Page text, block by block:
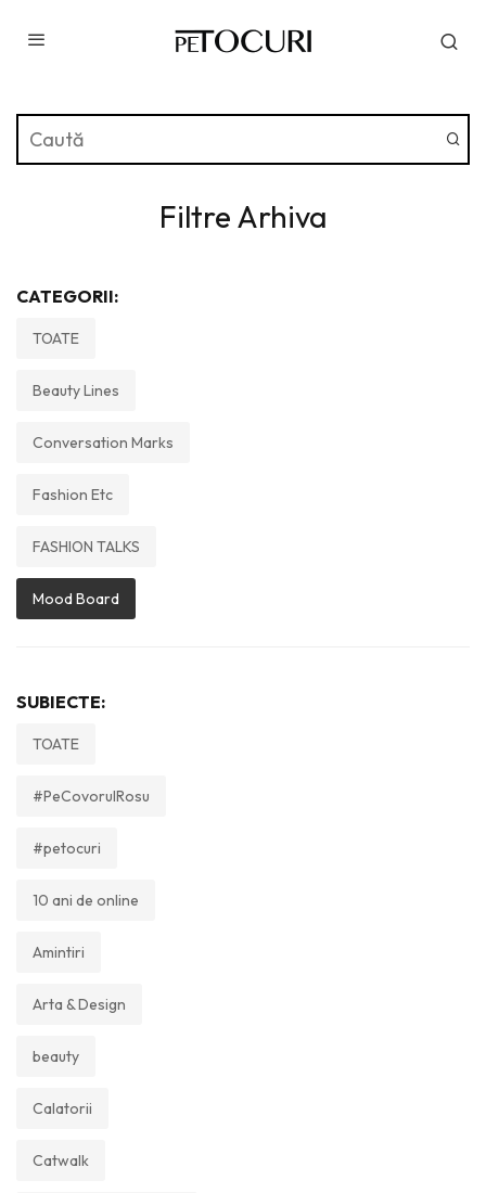
Filtre Arhiva
CATEGORII:
TOATE
Beauty Lines
Conversation Marks
Fashion Etc
FASHION TALKS
Mood Board
SUBIECTE:
TOATE
#PeCovorulRosu
#petocuri
10 ani de online
Amintiri
Arta & Design
beauty
Calatorii
Catwalk